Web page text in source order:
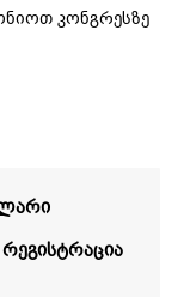
კონგრესზე